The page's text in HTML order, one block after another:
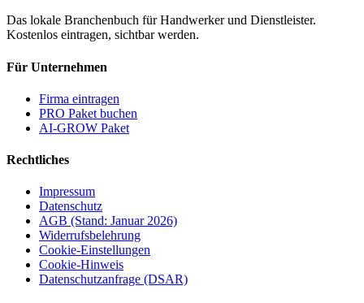
Das lokale Branchenbuch für Handwerker und Dienstleister.
Kostenlos eintragen, sichtbar werden.
Für Unternehmen
Firma eintragen
PRO Paket buchen
AI-GROW Paket
Rechtliches
Impressum
Datenschutz
AGB (Stand: Januar 2026)
Widerrufsbelehrung
Cookie-Einstellungen
Cookie-Hinweis
Datenschutzanfrage (DSAR)